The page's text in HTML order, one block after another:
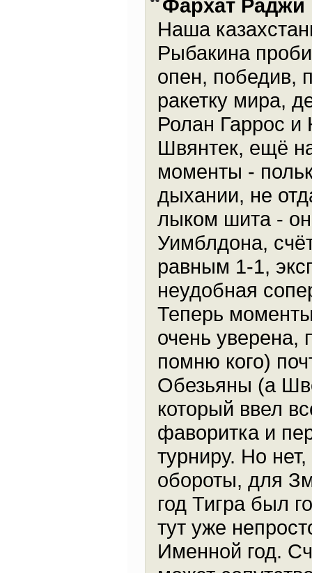
Фархат Раджи
Наша
Рыбакина
опен, победив,
ракетку мира,
Ролан Гаррос
Швянтек, ещё
моменты -
дыхании, не
лыком шита -
Уимблдона,
равным 1-1,
неудобная
Теперь
очень уверена,
помню кого)
Обезьяны (а
который ввел
фаворитка и
турниру. Но
обороты, для
год Тигра был
тут уже
Именной год.